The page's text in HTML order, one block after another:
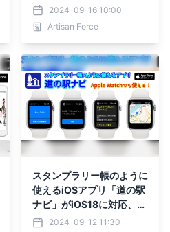
2024-09-16 10:00
Artisan Force
スタンプラリー帳のように
使えるiOSアプリ「道の駅
ナビ」がiOS18に対応、検
索範囲も拡大してますます
2024-09-12 11:30